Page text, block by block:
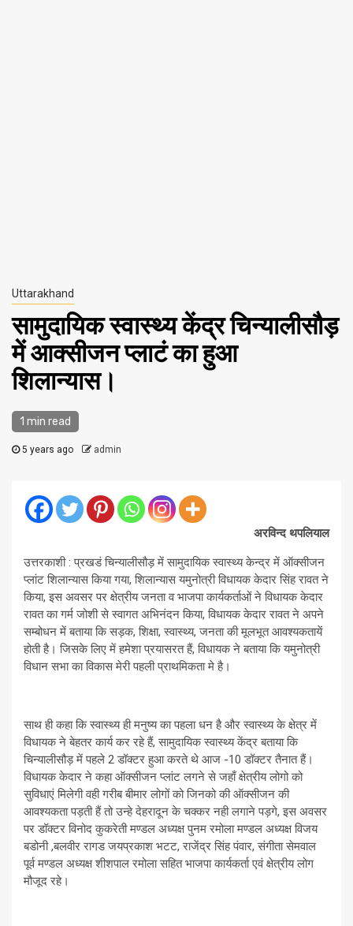
Uttarakhand
सामुदायिक स्वास्थ्य केंद्र चिन्यालीसौड़
में आक्सीजन प्लाटं का हुआ
शिलान्यास।
1 min read
5 years ago admin
अरविन्द थपलियाल
उत्तरकाशी : प्रखडं चिन्यालीसौड़ में सामुदायिक स्वास्थ्य केन्द्र में ऑक्सीजन
प्लांट शिलान्यास किया गया, शिलान्यास यमुनोत्री विधायक केदार सिंह रावत ने
किया, इस अवसर पर क्षेत्रीय जनता व भाजपा कार्यकर्ताओं ने विधायक केदार
रावत का गर्म जोशी से स्वागत अभिनंदन किया, विधायक केदार रावत ने अपने
सम्बोधन में बताया कि सड़क, शिक्षा, स्वास्थ्य, जनता की मूलभूत आवश्यकतायें
होती है। जिसके लिए में हमेशा प्रयासरत हैं, विधायक ने बताया कि यमुनोत्री
विधान सभा का विकास मेरी पहली प्राथमिकता मे है।
साथ ही कहा कि स्वास्थ्य ही मनुष्य का पहला धन है और स्वास्थ्य के क्षेत्र में
विधायक ने बेहतर कार्य कर रहे हैं, सामुदायिक स्वास्थ्य केंद्र बताया कि
चिन्यालीसौड़ में पहले 2 डॉक्टर हुआ करते थे आज -10 डॉक्टर तैनात हैं।
विधायक केदार ने कहा ऑक्सीजन प्लांट लगने से जहाँ क्षेत्रीय लोगो को
सुविधाएं मिलेगी वही गरीब बीमार लोगों को जिनको की ऑक्सीजन की
आवश्यकता पड़ती हैं तो उन्हे देहरादून के चक्कर नही लगाने पड़गे, इस अवसर
पर डॉक्टर विनोद कुकरेती मण्डल अध्यक्ष पुनम रमोला मण्डल अध्यक्ष विजय
बडोनी ,बलवीर रागड जयप्रकाश भटट, राजेंद्र सिंह पंवार, संगीता सेमवाल
पूर्व मण्डल अध्यक्ष शीशपाल रमोला सहित भाजपा कार्यकर्ता एवं क्षेत्रीय लोग
मौजूद रहे।